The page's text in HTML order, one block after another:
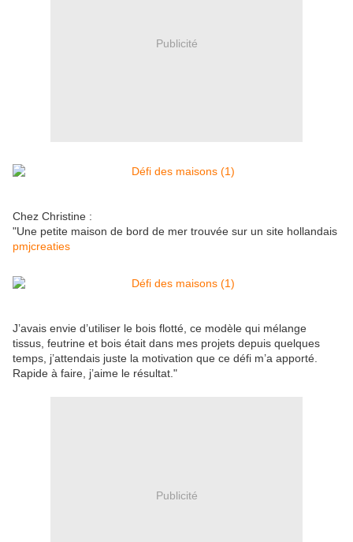
Publicité
Chez Christine :
"Une petite maison de bord de mer trouvée sur un site hollandais
pmjcreaties
J’avais envie d’utiliser le bois flotté, ce modèle qui mélange
tissus, feutrine et bois était dans mes projets depuis quelques
temps, j’attendais juste la motivation que ce défi m’a apporté.
Rapide à faire, j’aime le résultat."
Publicité